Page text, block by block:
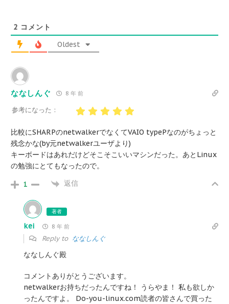
2 コメント
Oldest
ななしんぐ 8 年 前
参考になった :
比較にSHARPのnetwalkerでなくてVAIO typePなのがちょっと
残念かな(by元netwalkerユーザより)
キーボードはあれだけどそこそこいいマシンだった。あとLinux
の勉強にとてもなったので。
1
返信
著者
kei 8 年 前
Reply to ななしんぐ
ななしんぐ殿
コメントありがとうございます。
netwalkerお持ちだったんですね！ うらやま！ 私も欲しか
ったんですよ。 Do-you-linux.com読者の皆さんで買った